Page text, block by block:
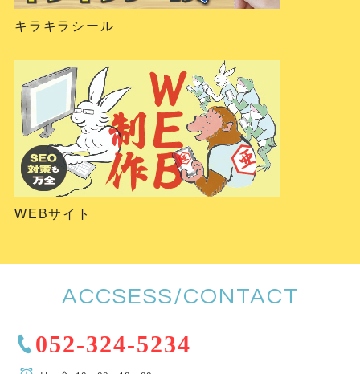
キラキラシール
WEBサイト
ACCSESS/CONTACT
052-324-5234